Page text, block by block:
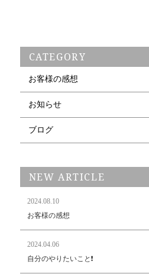
CATEGORY
お客様の感想
お知らせ
ブログ
NEW ARTICLE
2024.08.10
お客様の感想
2024.04.06
自分のやりたいこと❗️